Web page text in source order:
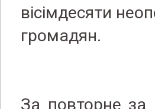
вісімдесяти
громадян.
За повторне за